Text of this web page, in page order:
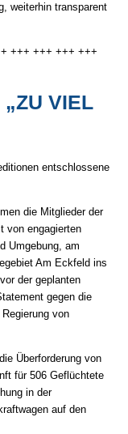
weiterhin transparent
+++ +++ +++ +++
„ZU VIEL
entschlossene
die Mitglieder der
von engagierten
Umgebung, am
Am Eckfeld ins
der geplanten
gegen die
von
Überforderung von
für 506 Geflüchtete
in der
auf den